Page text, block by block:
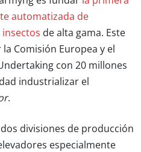
automatizada de
de alta gama. Este
Comisión Europea y el
con 20 millones
industrializar el
.
divisiones de producción
especialmente